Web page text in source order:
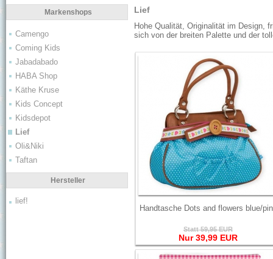
Markenshops
Camengo
Coming Kids
Jabadabado
HABA Shop
Käthe Kruse
Kids Concept
Kidsdepot
Lief
Oli&Niki
Taftan
Hersteller
lief!
Lief
Hohe Qualität, Originalität im Design,
sich von der breiten Palette und der
Handtasche Dots and flowers blue/
Statt 59,95 EUR
Nur 39,99 EUR